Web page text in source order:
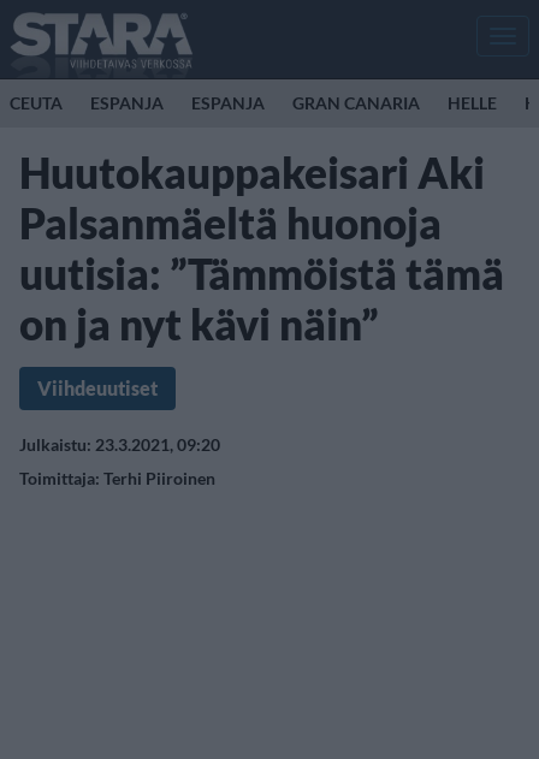
CEUTA ESPANJA ESPANJA GRAN CANARIA HELLE
Huutokauppakeisari Aki
Palsanmäeltä huonoja
uutisia: ”Tämmöistä tämä
on ja nyt kävi näin”
Viihdeuutiset
Julkaistu: 23.3.2021, 09:20
Toimittaja: Terhi Piiroinen